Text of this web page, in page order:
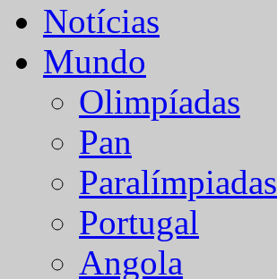
Notícias
Mundo
Olimpíadas
Pan
Paralímpiadas
Portugal
Angola